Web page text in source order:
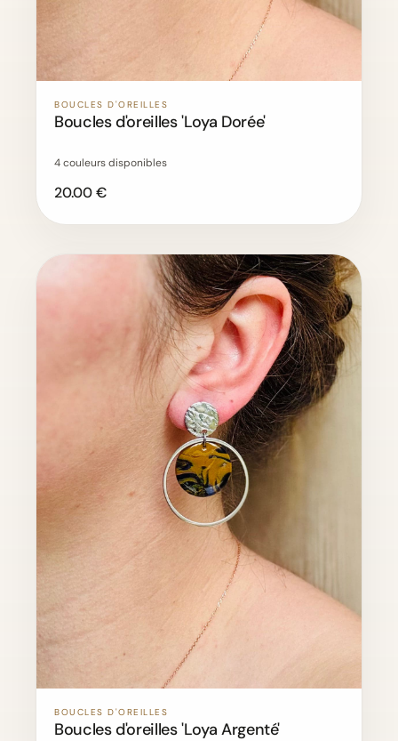
BOUCLES D'OREILLES
Boucles d'oreilles 'Loya Dorée'
4 couleurs disponibles
20.00 €
BOUCLES D'OREILLES
Boucles d'oreilles 'Loya Argenté'